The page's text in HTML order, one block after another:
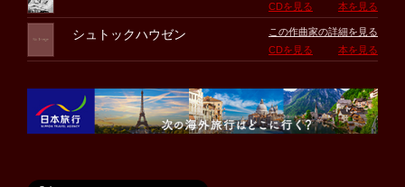
CDを見る
本を見る
シュトックハウゼン
この作曲家の詳細を見る
CDを見る
本を見る